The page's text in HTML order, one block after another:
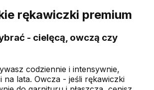
rękawiczki premium
- cielęcą, owczą czy
codziennie i intensywnie,
na lata. Owcza - jeśli rękawiczki